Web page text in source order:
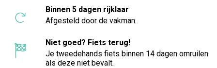
Binnen 5 dagen rijklaar
Afgesteld door de vakman.
Niet goed? Fiets terug!
Je tweedehands fiets binnen 14 dagen omruilen
als deze niet bevalt.